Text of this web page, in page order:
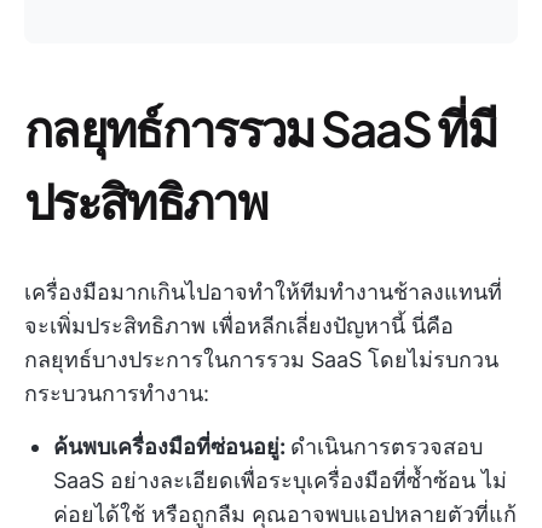
กลยุทธ์การรวม SaaS ที่มี
ประสิทธิภาพ
เครื่องมือมากเกินไปอาจทำให้ทีมทำงานช้าลงแทนที่
จะเพิ่มประสิทธิภาพ เพื่อหลีกเลี่ยงปัญหานี้ นี่คือ
กลยุทธ์บางประการในการรวม SaaS โดยไม่รบกวน
กระบวนการทำงาน:
ค้นพบเครื่องมือที่ซ่อนอยู่: ดำเนินการตรวจสอบ
SaaS อย่างละเอียดเพื่อระบุเครื่องมือที่ซ้ำซ้อน ไม่
ค่อยได้ใช้ หรือถูกลืม คุณอาจพบแอปหลายตัวที่แก้